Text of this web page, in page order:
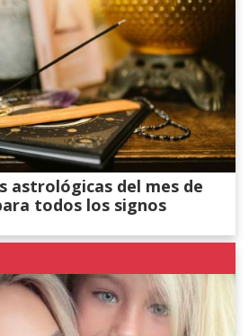
astrológicas del mes de
todos los signos